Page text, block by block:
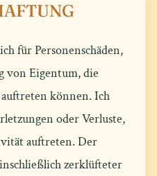
für Personenschäden,
von Eigentum, die
auftreten können. Ich
oder Verluste,
auftreten. Der
zerklüfteter